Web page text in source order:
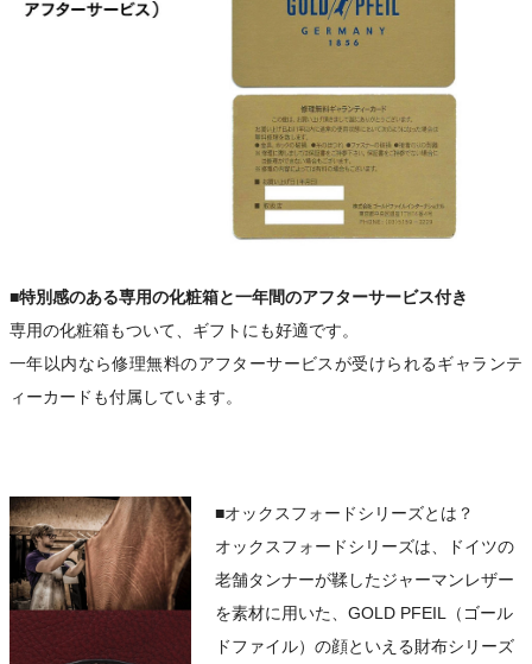
■特別感のある専用の化粧箱と一年間のアフターサービス付き
専用の化粧箱もついて、ギフトにも好適です。
一年以内なら修理無料のアフターサービスが受けられるギャランテ
ィーカードも付属しています。
■オックスフォードシリーズとは？
オックスフォードシリーズは、ドイツの
老舗タンナーが鞣したジャーマンレザー
を素材に用いた、GOLD PFEIL（ゴール
ドファイル）の顔といえる財布シリーズ